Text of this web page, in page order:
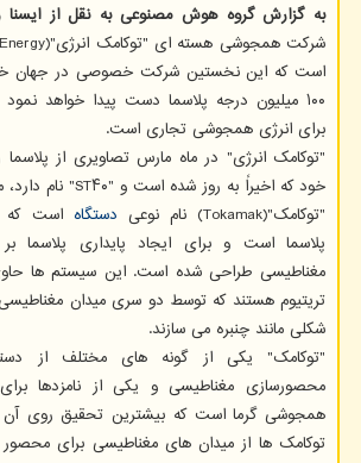
به گزارش گروه هوش مصنوعی به نقل از
است که این نخستین شرکت خصوصی در جهان
۱۰۰ میلیون درجه پلاسما دست پیدا خواهد
برای انرژی همجوشی تجاری است.
"توکامک انرژی" در ماه مارس تصاویری از
خود که اخیراً به روز شده است و "ST۴۰" نام دارد، منتشر نمود.
"توکامک"(Tokamak) نام نوعی
دستگاه است که
پلاسما است و برای ایجاد پایداری پلاسما
مغناطیسی طراحی شده است. این سیستم ها
تریتیوم هستند که توسط دو سری میدان
شکلی مانند چنبره می سازند.
"توکامک" یکی از گونه های مختلف از
محصورسازی مغناطیسی و یکی از نامزدها
همجوشی گرما است که بیشترین تحقیق روی
توکامک ها از میدان های مغناطیسی برای محصور